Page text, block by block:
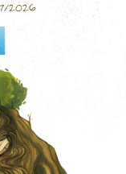
2026